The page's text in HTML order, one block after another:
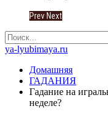
Prev Next
ya-lyubimaya.ru
Домашняя
ГАДАНИЯ
Гадание на
неделе?